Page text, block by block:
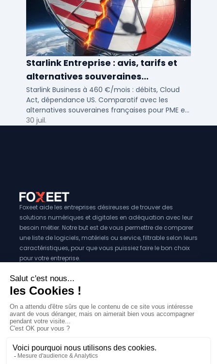
Starlink Entreprise : avis, tarifs et
alternatives souveraines
françaises 2026
Starlink Business à 460 €/mois : débits, Cloud
Act, dépendance US. Comparatif avec les
alternatives souveraines françaises pour PME et
ETI multi-sites. Avis terrain et critères de choix
30 juil.
Foxeet aide les entreprises désireuses de trouver des
solutions numériques et digitales en adéquation avec leur
besoin métier. Notre but est de vous permettre de comparer
une liste de logiciels, matériels ou service, filtrable selon leurs
caractéristiques, pour que vous puissiez faire le bon choix
pour votre entreprise.
Se référencer sur Foxeet
© 2024 Foxeet, tous droits reservés
Mentions légales